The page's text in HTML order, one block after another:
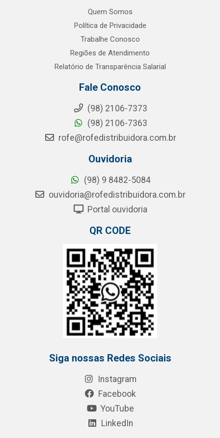
Quem Somos
Política de Privacidade
Trabalhe Conosco
Regiões de Atendimento
Relatório de Transparência Salarial
Fale Conosco
(98) 2106-7373
(98) 2106-7363
rofe@rofedistribuidora.com.br
Ouvidoria
(98) 9 8482-5084
ouvidoria@rofedistribuidora.com.br
Portal ouvidoria
QR CODE
Siga nossas Redes Sociais
Instagram
Facebook
YouTube
LinkedIn